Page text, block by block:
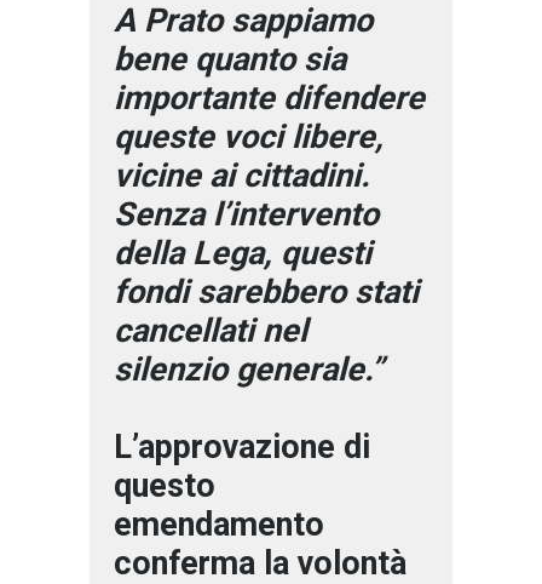
A Prato sappiamo
bene quanto sia
importante difendere
queste voci libere,
vicine ai cittadini.
Senza l’intervento
della Lega, questi
fondi sarebbero stati
cancellati nel
silenzio generale.”
L’approvazione di
questo
emendamento
conferma la volontà